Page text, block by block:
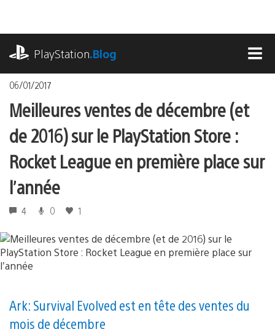
contenu
PlayStation.Blog
06/01/2017
Meilleures ventes de décembre (et
de 2016) sur le PlayStation Store :
Rocket League en première place sur
l’année
4 0 1
Ark: Survival Evolved est en tête des ventes du
mois de décembre